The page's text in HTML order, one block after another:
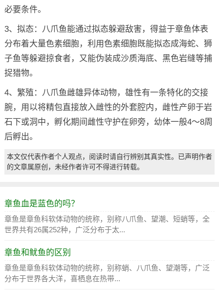
必要条件。
3、拟态：八爪鱼能通过拟态躲避敌害，得益于章鱼体表
分布着大量色素细胞，利用色素细胞既能拟态成海蛇、狮
子鱼等躲避掠食者，又能伪装成沙质海底、黑色岩缝等捕
捉猎物。
4、繁殖：八爪鱼雌雄异体动物，雄性有一条特化的交接
腕，用以将精包直接放入雌性的外套腔内，雌性产卵于岩
石下或洞中，孵化期间雌性守护在卵旁，幼体一般4～8周
后孵出。
本文仅代表作者个人观点，阅读时请自行辨别其真实性。已声明作者
的文章属原创，未经作者许可不得进行转载。
章鱼血是蓝色的吗？
章鱼是章鱼科软体动物的统称，别称八爪鱼、望潮、短蛸等，全
世界共有26属252种，广泛分布于太...
章鱼和鱿鱼的区别
章鱼是章鱼科软体动物的统称，别称蛸、八爪鱼、望潮等，广泛
分布于世界各大洋，喜栖息在热带...